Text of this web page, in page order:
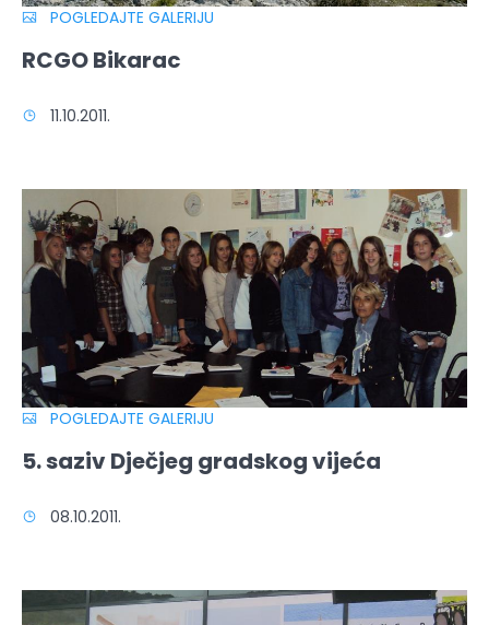
POGLEDAJTE GALERIJU
RCGO Bikarac
11.10.2011.
POGLEDAJTE GALERIJU
5. saziv Dječjeg gradskog vijeća
08.10.2011.